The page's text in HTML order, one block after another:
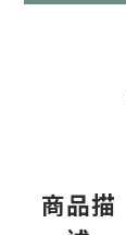
商品描